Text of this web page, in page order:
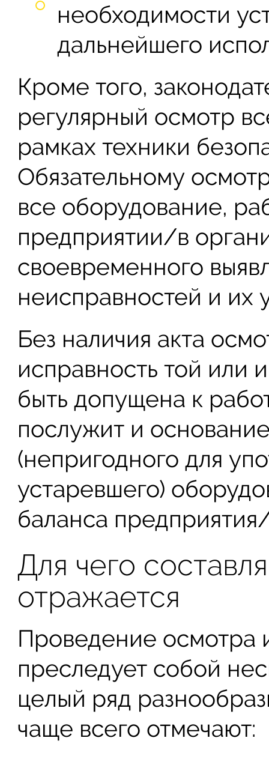
необходимости
дальнейшего
Кроме того,
регулярный осмотр
рамках техники
Обязательному
все оборудование,
предприятии/в
своевременного
неисправностей и их
Без наличия акта
исправность той или
быть допущена к
послужит и
(непригодного для
устаревшего)
баланса
Для чего
отражается
Проведение осмотра
преследует собой
целый ряд
чаще всего отмечают: